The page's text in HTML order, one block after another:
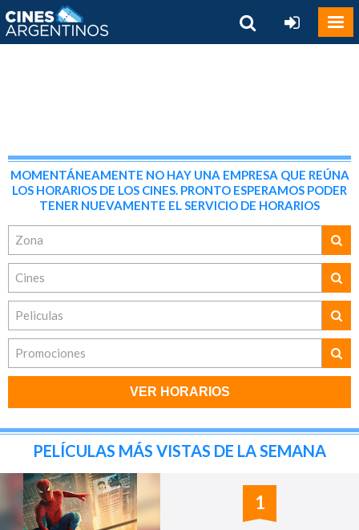
MOMENTÁNEAMENTE NO HAY UNA EMPRESA QUE REÚNA
LOS HORARIOS DE LOS CINES. PRONTO ESPERAMOS PODER
TENER NUEVAMENTE EL SERVICIO DE HORARIOS
Zona
Cines
Peliculas
Promociones
VER HORARIOS
PELÍCULAS MÁS VISTAS DE LA SEMANA
1